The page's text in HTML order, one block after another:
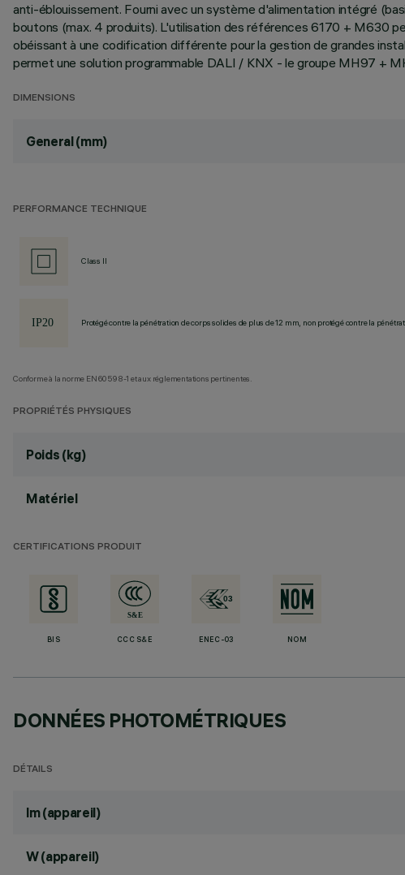
anti-éblouissement. Fourni avec un système d'alimentation intégré
boutons (max. 4 produits). L'utilisation des références 6170 + M630
obéissant à une codification différente pour la gestion de grandes
permet une solution programmable DALI / KNX - le groupe MH97 +
DIMENSIONS
General (mm)
PERFORMANCE TECHNIQUE
Class II
Protégé contre la pénétration de corps solides de plus de 12 mm, non protégé contre la
Conforme à la norme EN60598-1 et aux réglementations pertinentes.
PROPRIÉTÉS PHYSIQUES
Poids (kg)
Matériel
CERTIFICATIONS PRODUIT
BIS CCC S&E ENEC-03 NOM
DONNÉES PHOTOMÉTRIQUES
DÉTAILS
lm (appareil)
W (appareil)